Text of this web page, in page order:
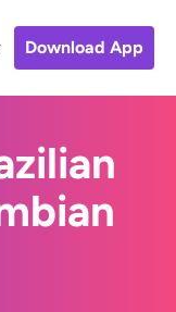
Download App